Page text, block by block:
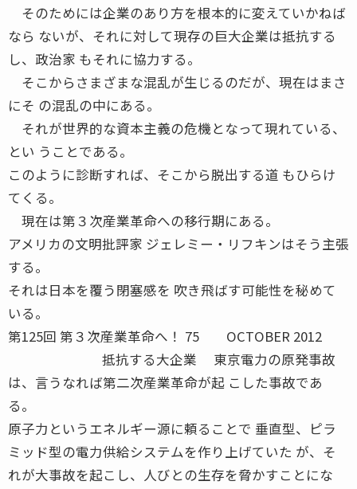
そのためには企業のあり方を根本的に変えていかねば
なら ないが、それに対して現存の巨大企業は抵抗する
し、政治家 もそれに協力する。
そこからさまざまな混乱が生じるのだが、現在はまさ
にそ の混乱の中にある。
それが世界的な資本主義の危機となって現れている、
とい うことである。
このように診断すれば、そこから脱出する道 もひらけ
てくる。
現在は第３次産業革命への移行期にある。
アメリカの文明批評家 ジェレミー・リフキンはそう主張
する。
それは日本を覆う閉塞感を 吹き飛ばす可能性を秘めて
いる。
第125回 第３次産業革命へ！ 75 OCTOBER 2012
抵抗する大企業 東京電力の原発事故
は、言うなれば第二次産業革命が起 こした事故であ
る。
原子力というエネルギー源に頼ることで 垂直型、ピラ
ミッド型の電力供給システムを作り上げていた が、そ
れが大事故を起こし、人びとの生存を脅かすことにな